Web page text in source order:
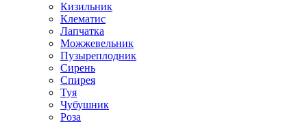
Кизильник
Клематис
Лапчатка
Можжевельник
Пузыреплодник
Сирень
Спирея
Туя
Чубушник
Роза